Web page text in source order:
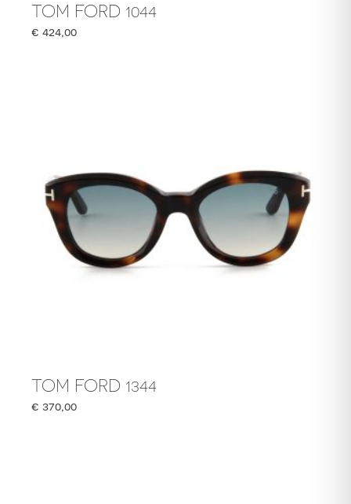
TOM FORD 1044
€ 424,00
TOM FORD 1344
€ 370,00